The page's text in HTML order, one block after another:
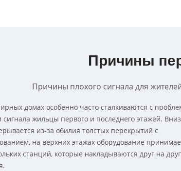
Причины
Причины плохого сигнала для
домах особенно часто сталкиваются с
сигнала жильцы первого и последнего этажей.
из-за обилия толстых перекрытий с
на верхних этажах оборудование
станций, которые накладываются друг на